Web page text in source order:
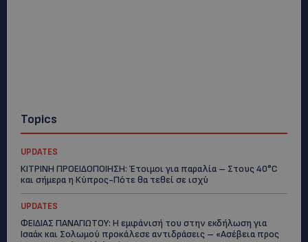
Topics
UPDATES
ΚΙΤΡΙΝΗ ΠΡΟΕΙΔΟΠΟΙΗΣΗ: Έτοιμοι για παραλία – Στους 40°C
και σήμερα η Κύπρος-Πότε θα τεθεί σε ισχύ
UPDATES
ΦΕΙΔΙΑΣ ΠΑΝΑΓΙΩΤΟΥ: Η εμφάνισή του στην εκδήλωση για
Ισαάκ και Σολωμού προκάλεσε αντιδράσεις – «Ασέβεια προς